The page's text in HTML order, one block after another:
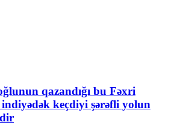
qazandığı bu Fəxri
keçdiyi şərəfli yolun